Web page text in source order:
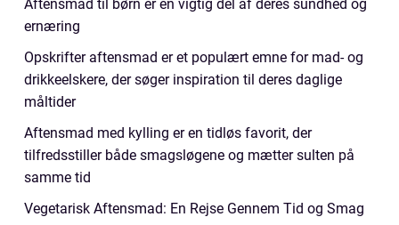
Aftensmad til børn er en vigtig del af deres sundhed og
ernæring
Opskrifter aftensmad er et populært emne for mad- og
drikkeelskere, der søger inspiration til deres daglige
måltider
Aftensmad med kylling er en tidløs favorit, der
tilfredsstiller både smagsløgene og mætter sulten på
samme tid
Vegetarisk Aftensmad: En Rejse Gennem Tid og Smag